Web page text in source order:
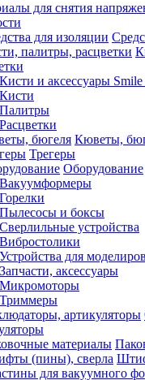
для снятия
Кисти и аксессуары
Кисти
Палитры
Расцветки
Кюветы,
Трегеры
Оборудование
Вакуумформеры
Горелки
Пылесосы и боксы
Сверлильные устройства
Вибростолики
Устройства для
Запчасти, аксессуары
Микромоторы
Триммеры